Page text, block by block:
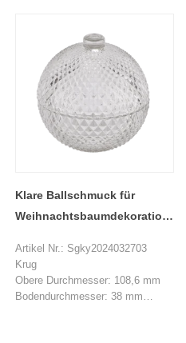
Unterer Durchmesser: 75,5 mm
Max Dia: 89 mm
Höhe: 127 mm
Gewicht: 230 g
MOQ: 1000 Stücke
Klare Ballschmuck für
Weihnachtsbaumdekoration
Glaskerkergläser mit Deckel
Artikel Nr.: Sgky2024032703
Krug
Obere Durchmesser: 108,6 mm
Bodendurchmesser: 38 mm